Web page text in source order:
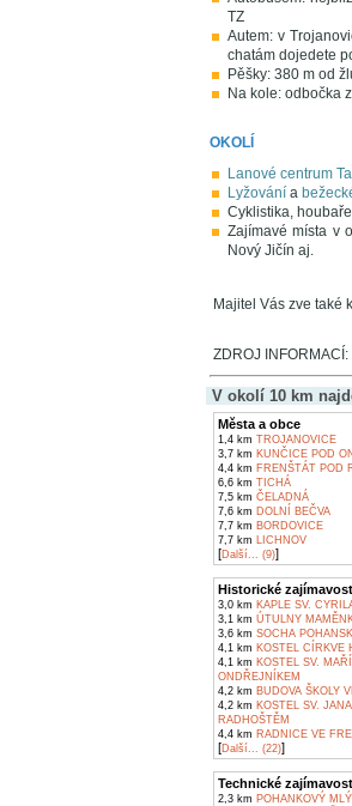
TZ
Autem: v
chatám dojedete
Pěšky: 380 m od
Na kole: odbočka
OKOLÍ
Lanové centrum
Lyžování a
Cyklistika,
Zajímavé místa v
Nový Jičín aj.
Majitel Vás zve také
ZDROJ
V okolí 10 km
Města a obce
1,4 km TROJANOVICE
3,7 km KUNČICE POD
4,4 km FRENŠTÁT POD
6,6 km TICHÁ
7,5 km ČELADNÁ
7,6 km DOLNÍ BEČVA
7,7 km BORDOVICE
7,7 km LICHNOV
[Další... (9)]
Historické
3,0 km KAPLE SV.
3,1 km ÚTULNY
3,6 km SOCHA
4,1 km KOSTEL CÍRKVE
4,1 km KOSTEL SV.
ONDŘEJNÍKEM
4,2 km BUDOVA ŠKOLY
4,2 km KOSTEL SV.
RADHOŠTĚM
4,4 km RADNICE VE
[Další... (22)]
Technické
2,3 km POHANKOVÝ